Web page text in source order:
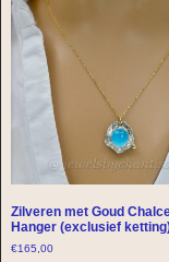
Zilveren met Goud
Hanger (exclusief
€165,00